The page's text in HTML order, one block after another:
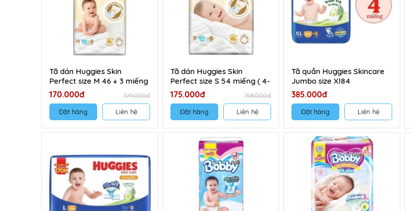
Tã dán Huggies Skin
Perfect size M 46 + 3 miếng
(6 - 11 kg)
170.000đ
199.000đ
Đặt hàng
Liên hệ
Tã dán Huggies Skin
Perfect size S 54 miếng ( 4-
8kg)
175.000đ
198.000đ
Đặt hàng
Liên hệ
Tã quần Huggies Skincare
Jumbo size Xl84
385.000đ
Đặt hàng Liên hệ